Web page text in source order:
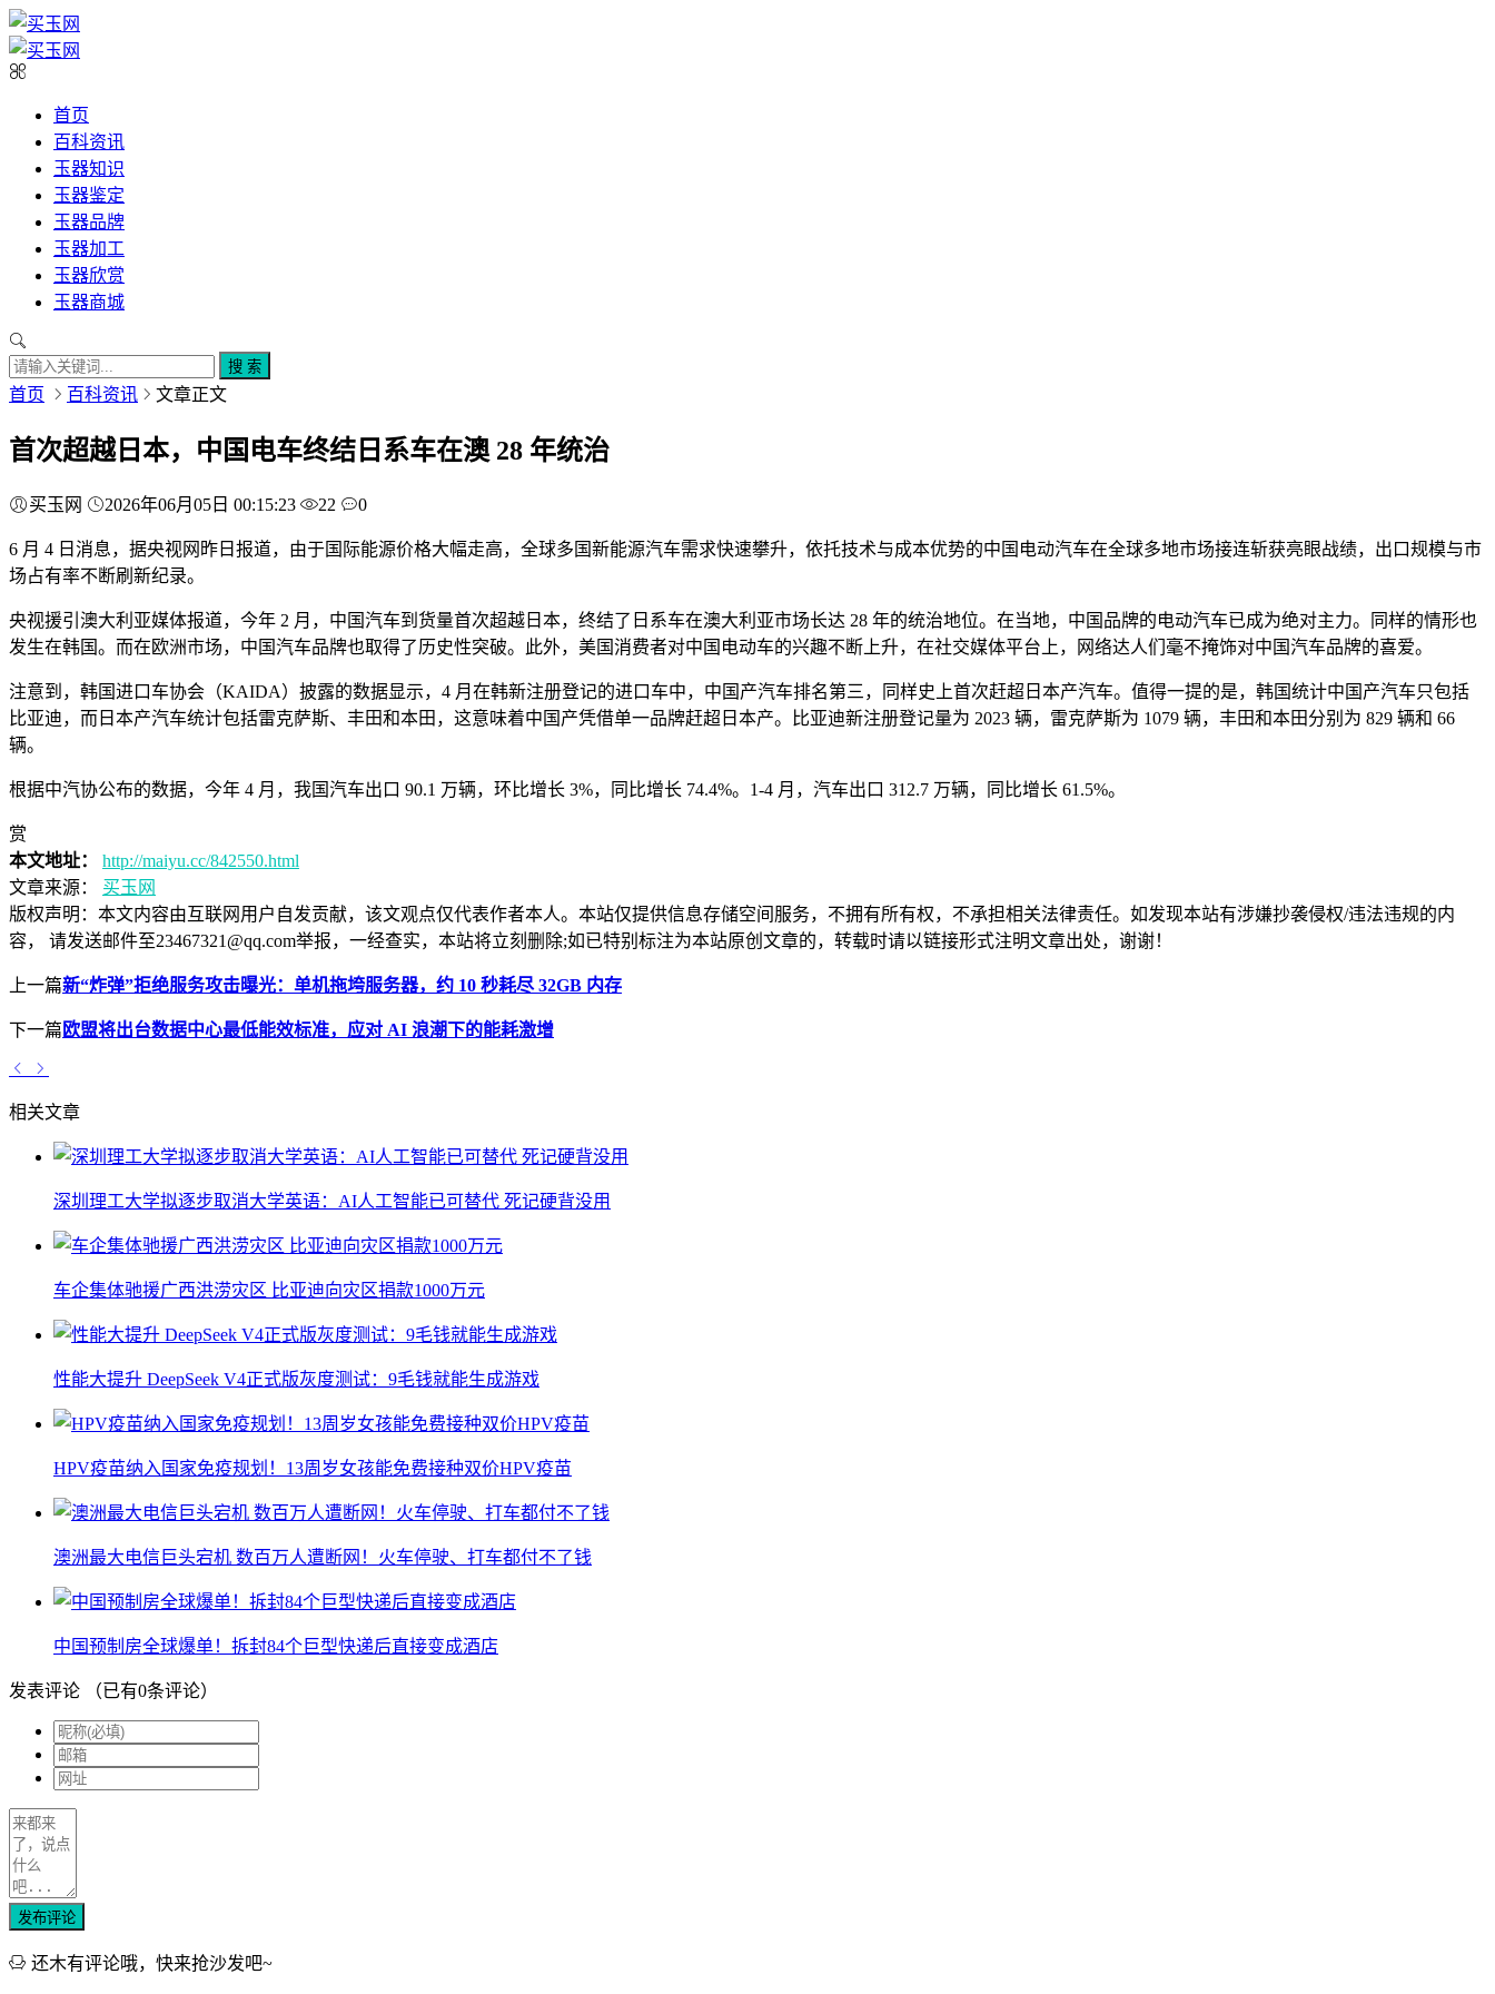
首页
百科资讯
玉器知识
玉器鉴定
玉器品牌
玉器加工
玉器欣赏
玉器商城
搜 索
首页 百科资讯 文章正文
首次超越日本，中国电车终结日系车在澳 28 年统治
买玉网 2026年06月05日 00:15:23 22 0
6 月 4 日消息，据央视网昨日报道，由于国际能源价格大幅走高，全球多国新能源汽车需求快速攀升，依托技术与成本优势的中国电动汽车在全球多地市场接连斩获亮眼战绩，出口规模与市
场占有率不断刷新纪录。
央视援引澳大利亚媒体报道，今年 2 月，中国汽车到货量首次超越日本，终结了日系车在澳大利亚市场长达 28 年的统治地位。在当地，中国品牌的电动汽车已成为绝对主力。同样的情形也
发生在韩国。而在欧洲市场，中国汽车品牌也取得了历史性突破。此外，美国消费者对中国电动车的兴趣不断上升，在社交媒体平台上，网络达人们毫不掩饰对中国汽车品牌的喜爱。
注意到，韩国进口车协会（KAIDA）披露的数据显示，4 月在韩新注册登记的进口车中，中国产汽车排名第三，同样史上首次赶超日本产汽车。值得一提的是，韩国统计中国产汽车只包括
比亚迪，而日本产汽车统计包括雷克萨斯、丰田和本田，这意味着中国产凭借单一品牌赶超日本产。比亚迪新注册登记量为 2023 辆，雷克萨斯为 1079 辆，丰田和本田分别为 829 辆和 66
辆。
根据中汽协公布的数据，今年 4 月，我国汽车出口 90.1 万辆，环比增长 3%，同比增长 74.4%。1-4 月，汽车出口 312.7 万辆，同比增长 61.5%。
赏
本文地址：
http://maiyu.cc/842550.html
文章来源：
买玉网
版权声明： 本文内容由互联网用户自发贡献，该文观点仅代表作者本人。本站仅提供信息存储空间服务，不拥有所有权，不承担相关法律责任。如发现本站有涉嫌抄袭侵权/违法违规的内
容， 请发送邮件至23467321@qq.com举报，一经查实，本站将立刻删除;如已特别标注为本站原创文章的，转载时请以链接形式注明文章出处，谢谢！
上一篇新“炸弹”拒绝服务攻击曝光：单机拖垮服务器，约 10 秒耗尽 32GB 内存
下一篇 欧盟将出台数据中心最低能效标准，应对 AI 浪潮下的能耗激增
相关文章
深圳理工大学拟逐步取消大学英语：AI人工智能已可替代 死记硬背没用
车企集体驰援广西洪涝灾区 比亚迪向灾区捐款1000万元
性能大提升 DeepSeek V4正式版灰度测试：9毛钱就能生成游戏
HPV疫苗纳入国家免疫规划！13周岁女孩能免费接种双价HPV疫苗
澳洲最大电信巨头宕机 数百万人遭断网！火车停驶、打车都付不了钱
中国预制房全球爆单！拆封84个巨型快递后直接变成酒店
发表评论 （已有0条评论）
发布评论
还木有评论哦，快来抢沙发吧~